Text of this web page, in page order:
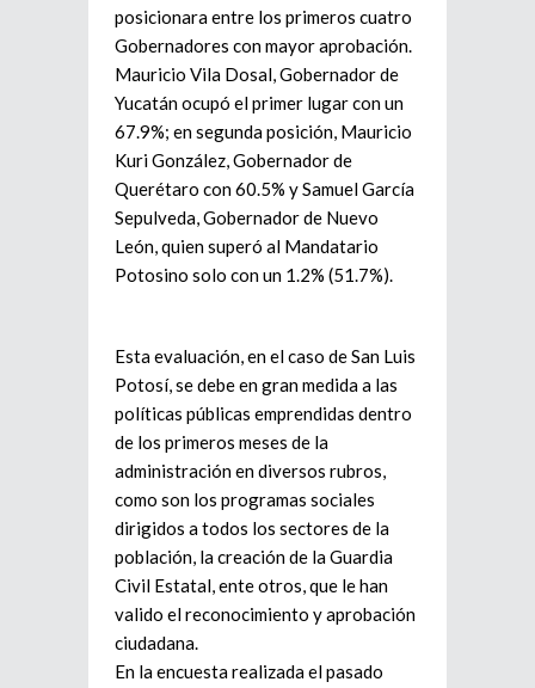
posicionara entre los primeros cuatro
Gobernadores con mayor aprobación.
Mauricio Vila Dosal, Gobernador de
Yucatán ocupó el primer lugar con un
67.9%; en segunda posición, Mauricio
Kuri González, Gobernador de
Querétaro con 60.5% y Samuel García
Sepulveda, Gobernador de Nuevo
León, quien superó al Mandatario
Potosino solo con un 1.2% (51.7%).
Esta evaluación, en el caso de San Luis
Potosí, se debe en gran medida a las
políticas públicas emprendidas dentro
de los primeros meses de la
administración en diversos rubros,
como son los programas sociales
dirigidos a todos los sectores de la
población, la creación de la Guardia
Civil Estatal, ente otros, que le han
valido el reconocimiento y aprobación
ciudadana.
En la encuesta realizada el pasado